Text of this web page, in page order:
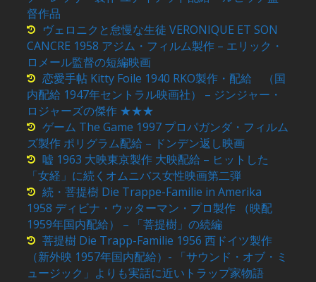
督作品
ヴェロニクと怠慢な生徒 VERONIQUE ET SON
CANCRE 1958 アジム・フィルム製作 – エリック・
ロメール監督の短編映画
恋愛手帖 Kitty Foile 1940 RKO製作・配給 （国
内配給 1947年セントラル映画社） – ジンジャー・
ロジャーズの傑作 ★★★
ゲーム The Game 1997 プロパガンダ・フィルム
ズ製作 ポリグラム配給 – ドンデン返し映画
嘘 1963 大映東京製作 大映配給 – ヒットした
「女経」に続くオムニバス女性映画第二弾
続・菩提樹 Die Trappe-Familie in Amerika
1958 ディビナ・ウッターマン・プロ製作 （映配
1959年国内配給） – 「菩提樹」の続編
菩提樹 Die Trapp-Familie 1956 西ドイツ製作
（新外映 1957年国内配給）- 「サウンド・オブ・ミ
ュージック」よりも実話に近いトラップ家物語